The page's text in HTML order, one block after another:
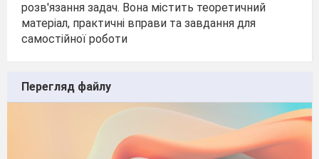
розв'язання задач. Вона містить теоретичний
матеріал, практичні вправи та завдання для
самостійної роботи
Перегляд файлу